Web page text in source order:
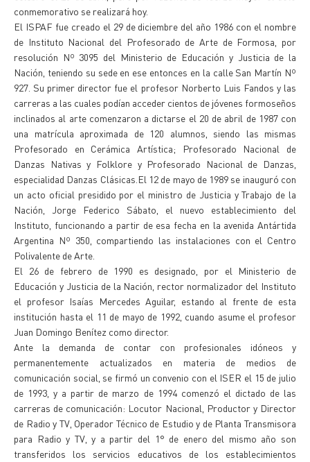
conmemorativo se realizará hoy.
El ISPAF fue creado el 29 de diciembre del año 1986 con el nombre
de Instituto Nacional del Profesorado de Arte de Formosa, por
resolución Nº 3095 del Ministerio de Educación y Justicia de la
Nación, teniendo su sede en ese entonces en la calle San Martín Nº
927. Su primer director fue el profesor Norberto Luis Fandos y las
carreras a las cuales podían acceder cientos de jóvenes formoseños
inclinados al arte comenzaron a dictarse el 20 de abril de 1987 con
una matrícula aproximada de 120 alumnos, siendo las mismas
Profesorado en Cerámica Artística; Profesorado Nacional de
Danzas Nativas y Folklore y Profesorado Nacional de Danzas,
especialidad Danzas Clásicas.El 12 de mayo de 1989 se inauguró con
un acto oficial presidido por el ministro de Justicia y Trabajo de la
Nación, Jorge Federico Sábato, el nuevo establecimiento del
Instituto, funcionando a partir de esa fecha en la avenida Antártida
Argentina Nº 350, compartiendo las instalaciones con el Centro
Polivalente de Arte.
El 26 de febrero de 1990 es designado, por el Ministerio de
Educación y Justicia de la Nación, rector normalizador del Instituto
el profesor Isaías Mercedes Aguilar, estando al frente de esta
institución hasta el 11 de mayo de 1992, cuando asume el profesor
Juan Domingo Benítez como director.
Ante la demanda de contar con profesionales idóneos y
permanentemente actualizados en materia de medios de
comunicación social, se firmó un convenio con el ISER el 15 de julio
de 1993, y a partir de marzo de 1994 comenzó el dictado de las
carreras de comunicación: Locutor Nacional, Productor y Director
de Radio y TV, Operador Técnico de Estudio y de Planta Transmisora
para Radio y TV, y a partir del 1° de enero del mismo año son
transferidos los servicios educativos de los establecimientos